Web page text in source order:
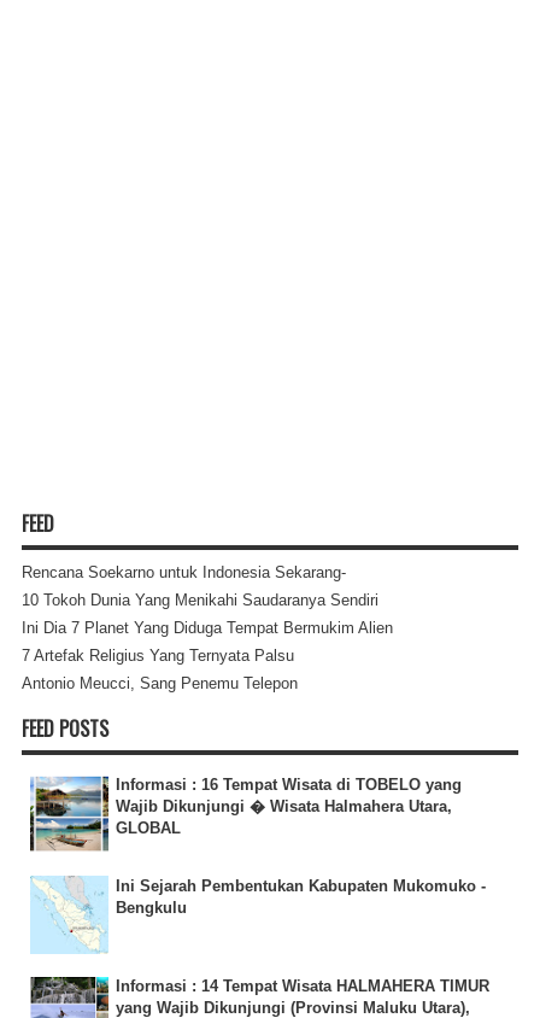
FEED
Rencana Soekarno untuk Indonesia Sekarang-
10 Tokoh Dunia Yang Menikahi Saudaranya Sendiri
Ini Dia 7 Planet Yang Diduga Tempat Bermukim Alien
7 Artefak Religius Yang Ternyata Palsu
Antonio Meucci, Sang Penemu Telepon
FEED POSTS
Informasi : 16 Tempat Wisata di TOBELO yang
Wajib Dikunjungi � Wisata Halmahera Utara,
GLOBAL
Ini Sejarah Pembentukan Kabupaten Mukomuko -
Bengkulu
Informasi : 14 Tempat Wisata HALMAHERA TIMUR
yang Wajib Dikunjungi (Provinsi Maluku Utara),